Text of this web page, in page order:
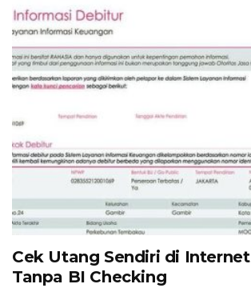
Cek Utang Sendiri di Internet
Tanpa BI Checking